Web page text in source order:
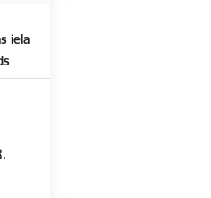
iela